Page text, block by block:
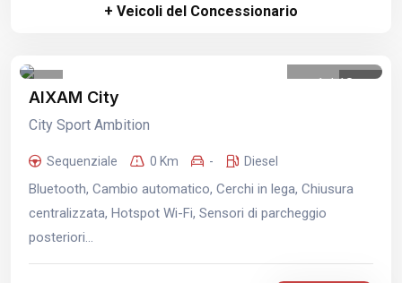
+ Veicoli del Concessionario
1 /18
AIXAM City
City Sport Ambition
Sequenziale 0 Km - Diesel
Bluetooth, Cambio automatico, Cerchi in lega, Chiusura
centralizzata, Hotspot Wi-Fi, Sensori di parcheggio
posteriori...